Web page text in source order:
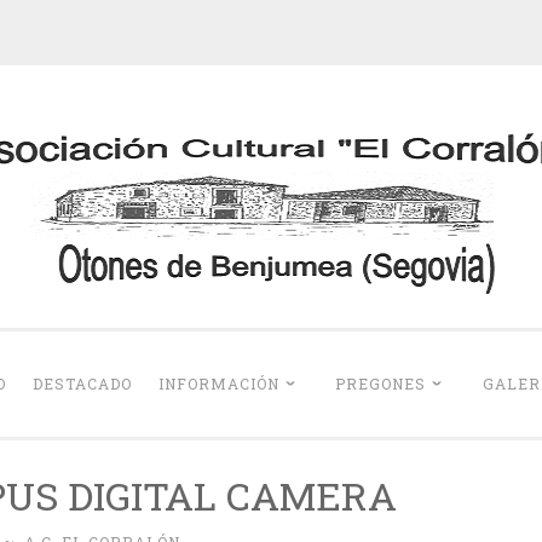
DESTACADO INFORMACIÓN PREGONES
DIGITAL CAMERA